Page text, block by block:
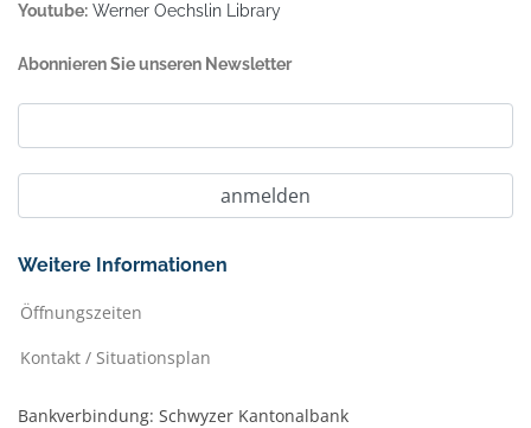
Youtube: Werner Oechslin Library
Abonnieren Sie unseren Newsletter
Weitere Informationen
Öffnungszeiten
Kontakt / Situationsplan
Bankverbindung: Schwyzer Kantonalbank